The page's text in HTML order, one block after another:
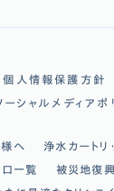
個人情報保護方針
ーシャルメディアポ
へ
浄水カートリ
一覧
被災地復